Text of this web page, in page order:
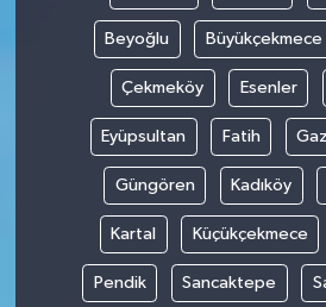
Beyoğlu Büyükçekmece
Çekmeköy Esenler
Eyüpsultan Fatih
Güngören Kadıköy
Kartal Küçükçekmece
Pendik Sancaktepe